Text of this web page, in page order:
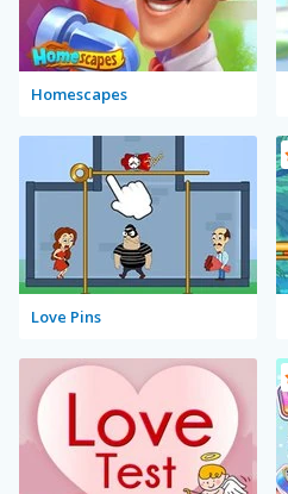
Homescapes
Love Pins